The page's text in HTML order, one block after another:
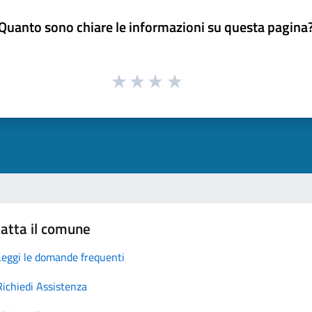
sono chiare le informazioni su questa
il comune
le domande frequenti
Assistenza